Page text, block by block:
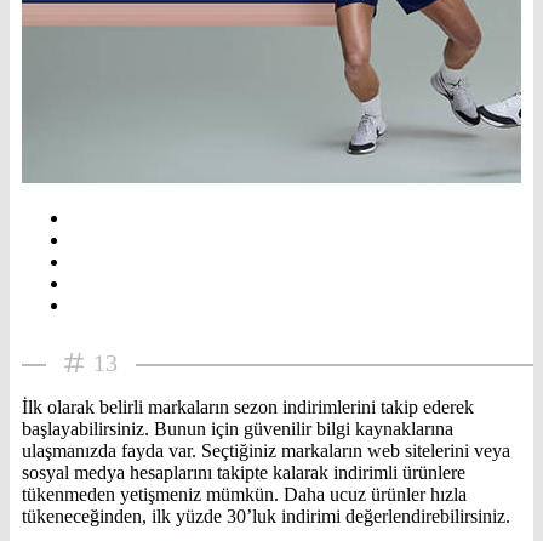
13
İlk olarak belirli markaların sezon indirimlerini takip ederek
başlayabilirsiniz. Bunun için güvenilir bilgi kaynaklarına
ulaşmanızda fayda var. Seçtiğiniz markaların web sitelerini veya
sosyal medya hesaplarını takipte kalarak indirimli ürünlere
tükenmeden yetişmeniz mümkün. Daha ucuz ürünler hızla
tükeneceğinden, ilk yüzde 30’luk indirimi değerlendirebilirsiniz.